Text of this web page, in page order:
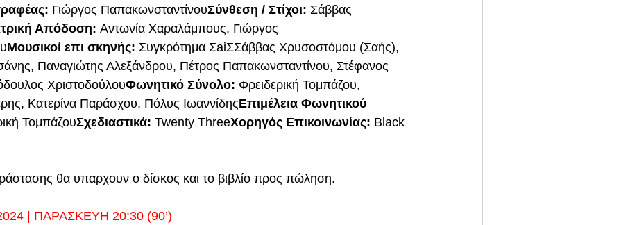
Γιώργος ΠαπακωνσταντίνουΣύνθεση / Στίχοι: Σάββας
Απόδοση: Αντωνία Χαραλάμπους, Γιώργος
Μουσικοί επι σκηνής: Συγκρότημα ΣaiΣΣάββας Χρυσοστόμου (Σαής),
Παναγιώτης Αλεξάνδρου, Πέτρος Παπακωνσταντίνου, Στέφανος
ΧριστοδούλουΦωνητικό Σύνολο: Φρειδερική Τομπάζου,
Κατερίνα Παράσχου, Πόλυς ΙωαννίδηςΕπιμέλεια Φωνητικού
ΤομπάζουΣχεδιαστικά: Twenty ThreeΧορηγός Επικοινωνίας: Black
θα υπαρχουν ο δίσκος και το βιβλίο προς πώληση.
| ΠΑΡΑΣΚΕΥΗ 20:30 (90’)